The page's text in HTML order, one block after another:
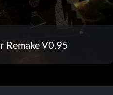
Remake V0.95